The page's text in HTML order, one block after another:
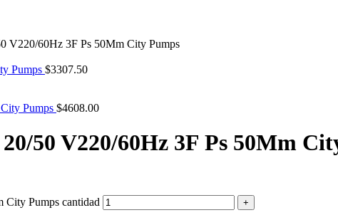
V220/60Hz 3F Ps 50Mm City Pumps
Pumps $3307.50
Pumps $4608.00
50 V220/60Hz 3F Ps 50Mm
City Pumps cantidad